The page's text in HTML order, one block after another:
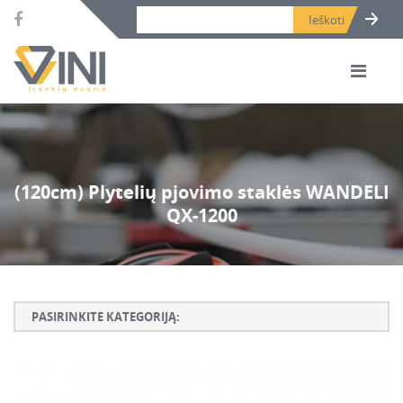
Search bar place.
(120cm) Plytelių pjovimo staklės WANDELI
QX-1200
PASIRINKITE KATEGORIJĄ: